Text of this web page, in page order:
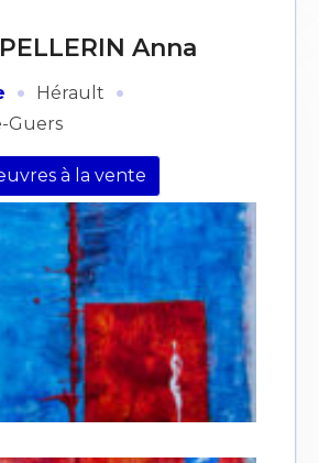
Anna
· Hérault ·
Guers
à la vente